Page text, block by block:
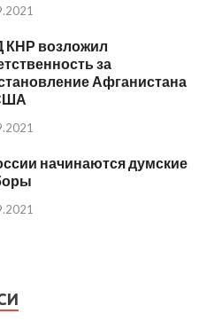
КНР возложил
за
Афганистана
начинаются думские